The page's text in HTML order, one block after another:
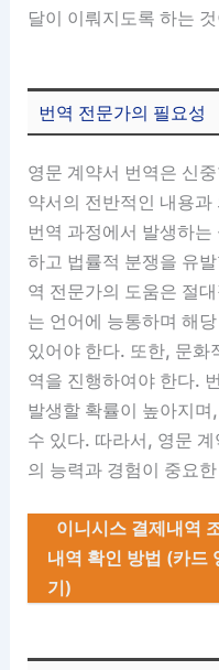
달이 이뤄지도록 하는
번역 전문가의 필요성
영문 계약서 번역은 신
약서의 전반적인 내용
번역 과정에서 발생하
하고 법률적 분쟁을 유
역 전문가의 도움은 절
는 언어에 능통하며 해
있어야 한다. 또한, 문화
역을 진행하여야 한다.
발생할 확률이 높아지
수 있다. 따라서, 영문
의 능력과 경험이 중요
이니시스 결제내역
내역 확인 방법 (카드
기)